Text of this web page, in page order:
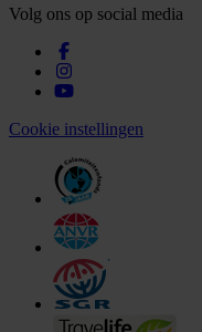
Volg ons op social media
Cookie instellingen